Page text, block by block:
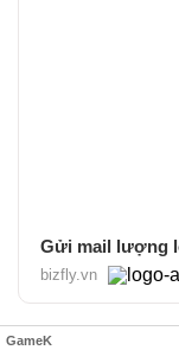
Gửi mail lượng
bizfly.vn
GameK